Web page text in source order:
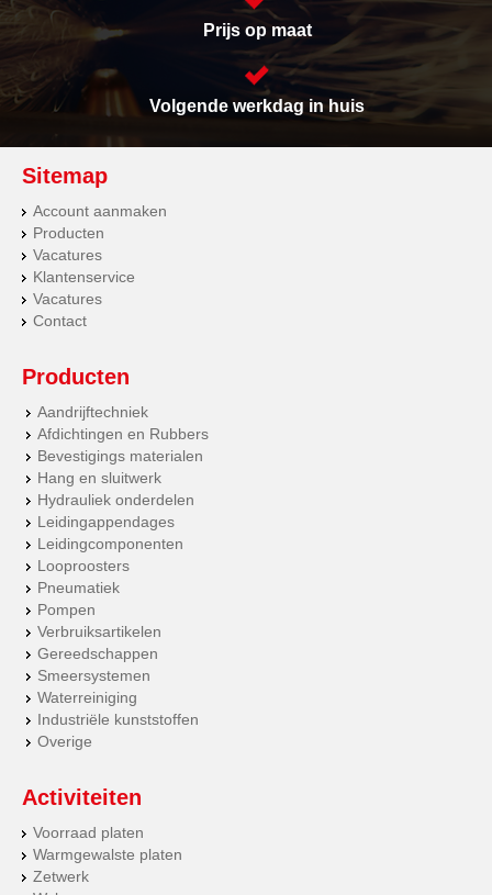
Prijs op maat
Volgende werkdag in huis
Sitemap
Account aanmaken
Producten
Vacatures
Klantenservice
Vacatures
Contact
Producten
Aandrijftechniek
Afdichtingen en Rubbers
Bevestigings materialen
Hang en sluitwerk
Hydrauliek onderdelen
Leidingappendages
Leidingcomponenten
Looproosters
Pneumatiek
Pompen
Verbruiksartikelen
Gereedschappen
Smeersystemen
Waterreiniging
Industriële kunststoffen
Overige
Activiteiten
Voorraad platen
Warmgewalste platen
Zetwerk